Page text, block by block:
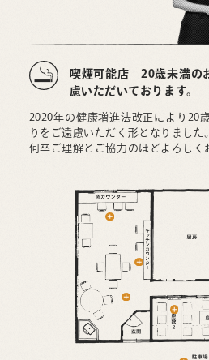
喫煙可能店 20歳未満の
慮いただいております。
2020年の健康増進法改正により20
りをご遠慮いただく形となりました
何卒ご理解とご協力のほどよろしく